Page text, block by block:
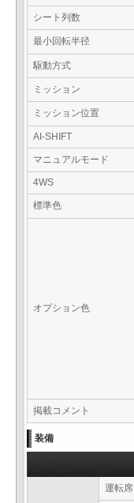
シート列数
最小回転半径
駆動方式
ミッション
ミッション位置
AI-SHIFT
マニュアルモード
4WS
標準色
オプション色
掲載コメント
装備
運転席